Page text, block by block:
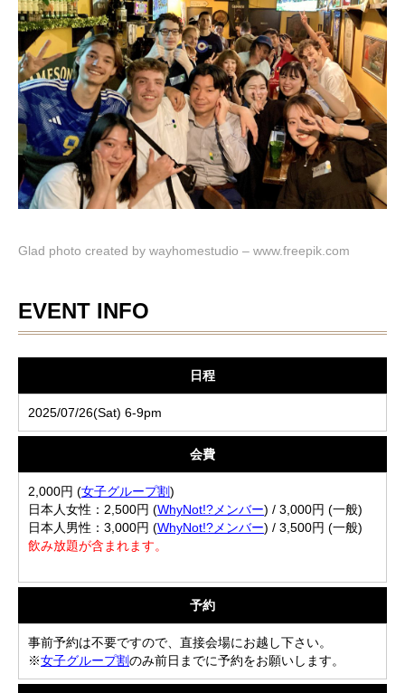
Glad photo created by wayhomestudio – www.freepik.com
EVENT INFO
日程
2025/07/26(Sat) 6-9pm
会費
2,000円 (女子グループ割)
日本人女性：2,500円 (WhyNot!?メンバー) / 3,000円 (一般)
日本人男性：3,000円 (WhyNot!?メンバー) / 3,500円 (一般)
飲み放題が含まれます。
予約
事前予約は不要ですので、直接会場にお越し下さい。
※女子グループ割のみ前日までに予約をお願いします。